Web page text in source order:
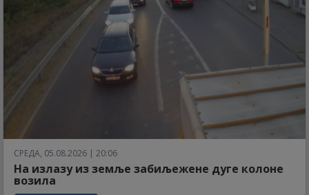
СРЕДА, 05.08.2026 | 20:06
На излазу из земље забиљежене дуге колоне
возила